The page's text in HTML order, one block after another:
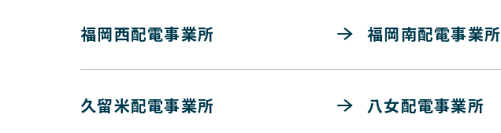
福岡西配電事業所 福岡南配電事業所
久留米配電事業所 八女配電事業所